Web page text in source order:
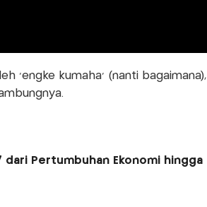
‘engké kumaha’ (nanti bagaimana),
Pertumbuhan Ekonomi hingga